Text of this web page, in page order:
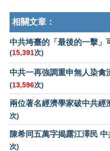
相關文章：
中共垮臺的「最後的一擊」
(15,391次)
中共一再強調重申無人染禽
(13,596次)
兩位著名經濟學家破中共經
次)
陳希同五萬字揭露江澤民
次)